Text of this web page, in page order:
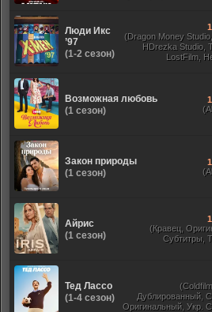
Люди Икс
’97
(1-2 сезон)
(Dragon Money Studio,
HDrezka Studio,
LostFilm,
Возможная любовь
(1 сезон)
Закон природы
(1 сезон)
Айрис
(1 сезон)
(Кравец,
Субтитры,
Тед Лассо
(1-4 сезон)
Дублированный,
Оригинальный, Укр.